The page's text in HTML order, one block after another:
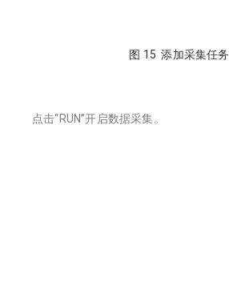
图 15 添加采集任务
点击“RUN”开启数据采集。